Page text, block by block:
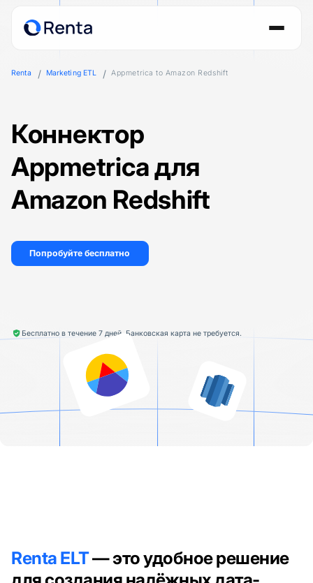
Renta Marketing ETL Appmetrica to Amazon Redshift
Коннектор
Appmetrica для
Amazon Redshift
Попробуйте бесплатно
Бесплатно в течение 7 дней. Банковская карта не требуется.
Renta ELT— это удобное решение